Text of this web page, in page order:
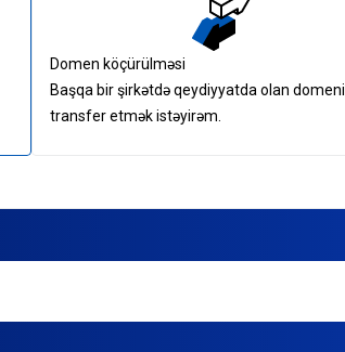
Domen köçürülməsi
Başqa bir şirkətdə qeydiyyatda olan domeni
transfer etmək istəyirəm.